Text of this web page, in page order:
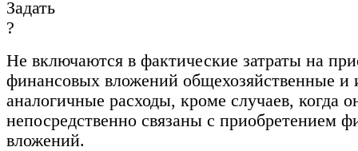
Не включаются в фактические затраты на
финансовых вложений общехозяйственные и
аналогичные расходы, кроме случаев, когда
непосредственно связаны с приобретением
вложений.